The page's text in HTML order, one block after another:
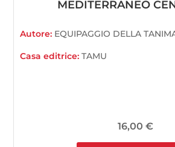
MEDITERRANEO
Autore: EQUIPAGGIO DELLA
Casa editrice:TAMU
16,00 €